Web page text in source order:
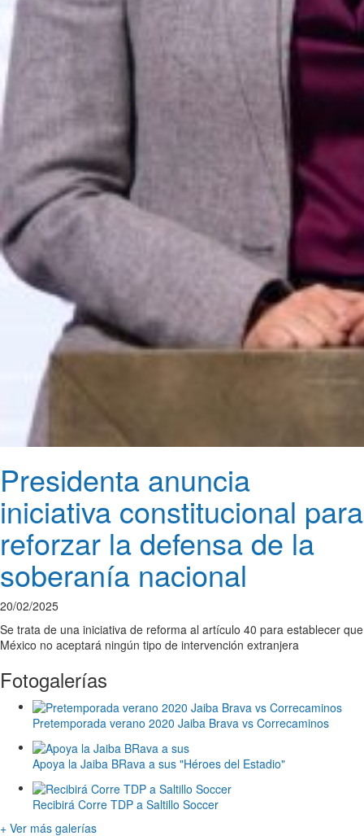
Presidenta anuncia
iniciativa constitucional para
reforzar la defensa de la
soberanía nacional
20/02/2025
Se trata de una iniciativa de reforma al artículo 40 para establecer que
México no aceptará ningún tipo de intervención extranjera
Fotogalerías
Pretemporada verano 2020 Jaiba Brava vs Correcaminos
Apoya la Jaiba BRava a sus "Héroes del Estadio"
Recibirá Corre TDP a Saltillo Soccer
+ Ver más galerías